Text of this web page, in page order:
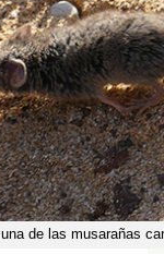
de las musarañas